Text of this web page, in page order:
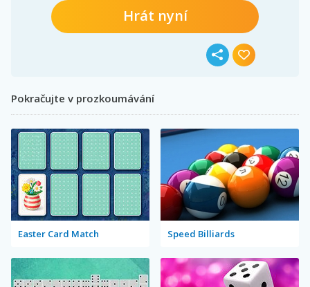
Hrát nyní
Pokračujte v prozkoumávání
Easter Card Match Speed Billiards